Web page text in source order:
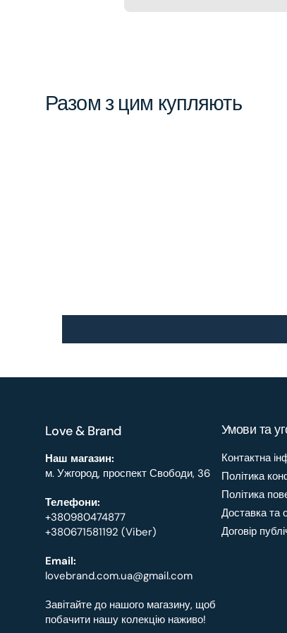
Разом з цим купляють
Love & Brand
Наш магазин:
м. Ужгород, проспект Свободи, 36
Телефони:
+380980474877
+380671581192 (Viber)
Email:
lovebrand.com.ua@gmail.com
Завітайте до нашого магазину, щоб
побачити нашу колекцію наживо!
Умови та
Контактна
Політика
Політика
Доставка та
Договір